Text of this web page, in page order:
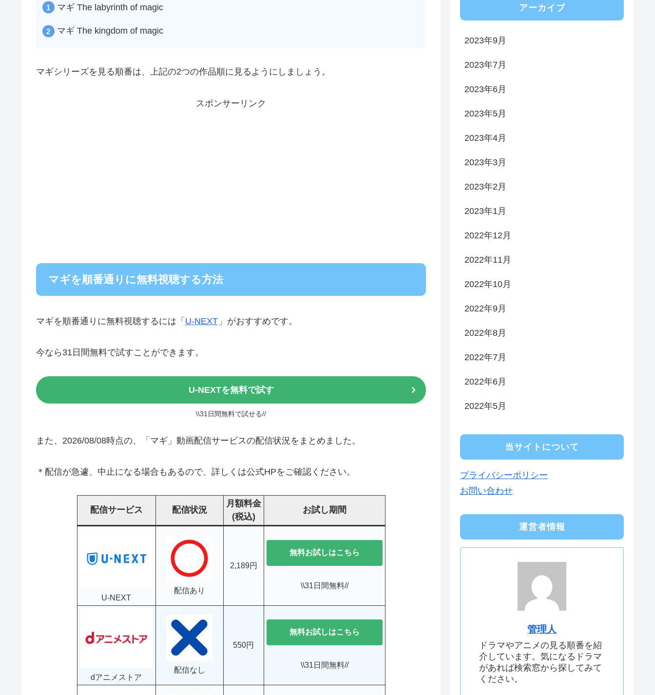
マギ The labyrinth of magic
マギ The kingdom of magic
マギシリーズを見る順番は、上記の2つの作品順に見るようにしましょう。
スポンサーリンク
マギを順番通りに無料視聴する方法
マギを順番通りに無料視聴するには「 U-NEXT 」がおすすめです。
今なら31日間無料で試すことができます。
U-NEXTを無料で試す
\\31日間無料で試せる//
また、2026/08/08時点の、「マギ」動画配信サービスの配信状況をまとめました。
＊配信が急遽、中止になる場合もあるので、詳しくは公式HPをご確認ください。
配信サービス 配信状況
月額料金
(税込)
お試し期間
U-NEXT
配信あり
2,189円
無料お試しはこちら
\\31日間無料//
dアニメストア
配信なし
550円
無料お試しはこちら
\\31日間無料//
アーカイブ
2023年9月
2023年7月
2023年6月
2023年5月
2023年4月
2023年3月
2023年2月
2023年1月
2022年12月
2022年11月
2022年10月
2022年9月
2022年8月
2022年7月
2022年6月
2022年5月
当サイトについて
プライバシーポリシー
お問い合わせ
運営者情報
管理人
ドラマやアニメの見る順番を紹
介しています。気になるドラマ
があれば検索窓から探してみて
ください。